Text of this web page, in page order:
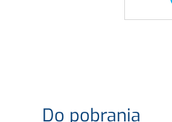
Do pobrania